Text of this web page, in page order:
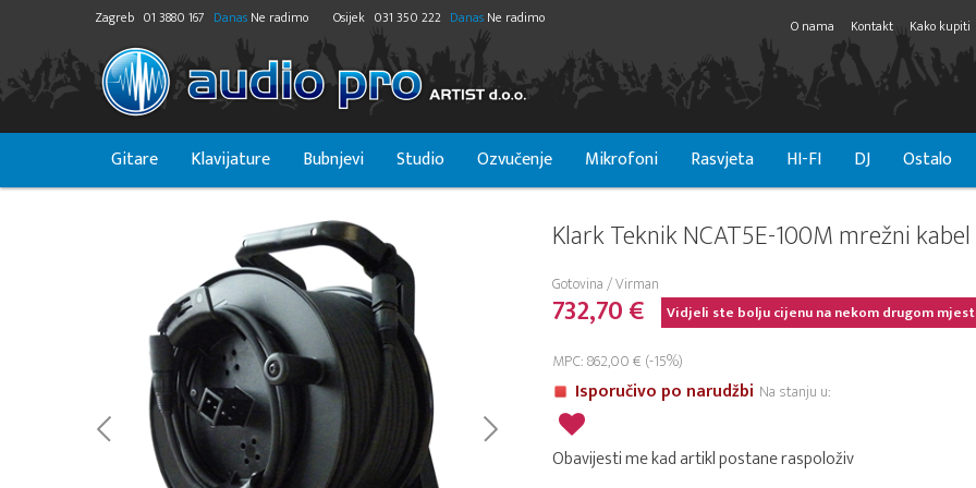
Zagreb 01 3880 167 Danas Ne radimo Osijek 031 350 222 Danas Ne radimo O nama Kontakt Kako kupiti
Gitare Klavijature Bubnjevi Studio Ozvučenje Mikrofoni Rasvjeta HI-FI DJ Ostalo
Klark Teknik NCAT5E-100M mrežni kabel
Gotovina / Virman
732,70 € Vidjeli ste bolju cijenu na nekom drugom
MPC: 862,00 € (-15%)
Isporučivo po narudžbi Na stanju u:
Obavijesti me kad artikl postane raspoloživ